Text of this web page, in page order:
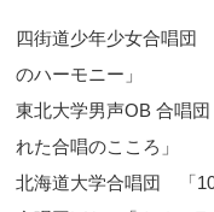
四街道少年少女合唱団
のハーモニー」
東北大学男声OB 合唱
れた合唱のこころ」
北海道大学合唱団 「